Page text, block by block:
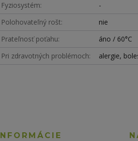
Fyziosystém
-
Polohovateľný rošt
nie
Prateľnosť poťahu
áno / 60°C
Pri zdravotných problémoch
alergie,
INFORMÁCIE